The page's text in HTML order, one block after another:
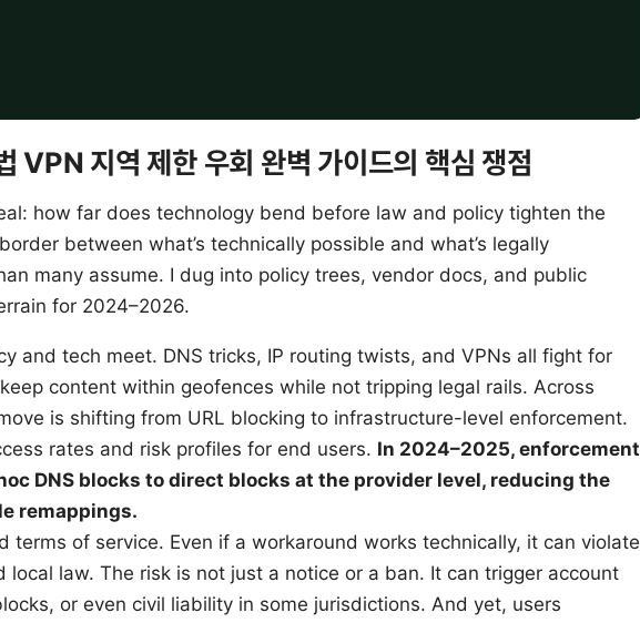
VPN 지역 제한 우회 완벽 가이드의 핵심 쟁점
how far does technology bend before law and policy tighten the
between what’s technically possible and what’s legally
many assume. I dug into policy trees, vendor docs, and public
for 2024–2026.
and tech meet. DNS tricks, IP routing twists, and VPNs all fight for
content within geofences while not tripping legal rails. Across
is shifting from URL blocking to infrastructure-level enforcement.
rates and risk profiles for end users. In 2024–2025, enforcement
DNS blocks to direct blocks at the provider level, reducing the
remappings.
terms of service. Even if a workaround works technically, it can violate
local law. The risk is not just a notice or a ban. It can trigger account
or even civil liability in some jurisdictions. And yet, users